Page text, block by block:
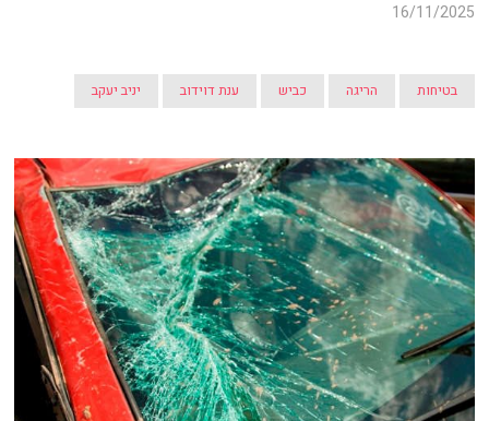
16/11/2025
בטיחות הריגה כביש ענת דוידוב יניב יעקב